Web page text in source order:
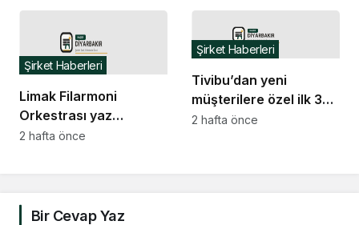
dünya alışverişini bir
araya getirmeyi
hedefliyor
Limak Filarmoni
Orkestrası yaz
konseriyle Bodrum’a
Şirket Haberleri
2 hafta önce
Tivibu’dan yeni
müşterilere özel ilk 3
ay ücretsiz eğlence
Şirket Haberleri
2 hafta önce
Bir Cevap Yaz